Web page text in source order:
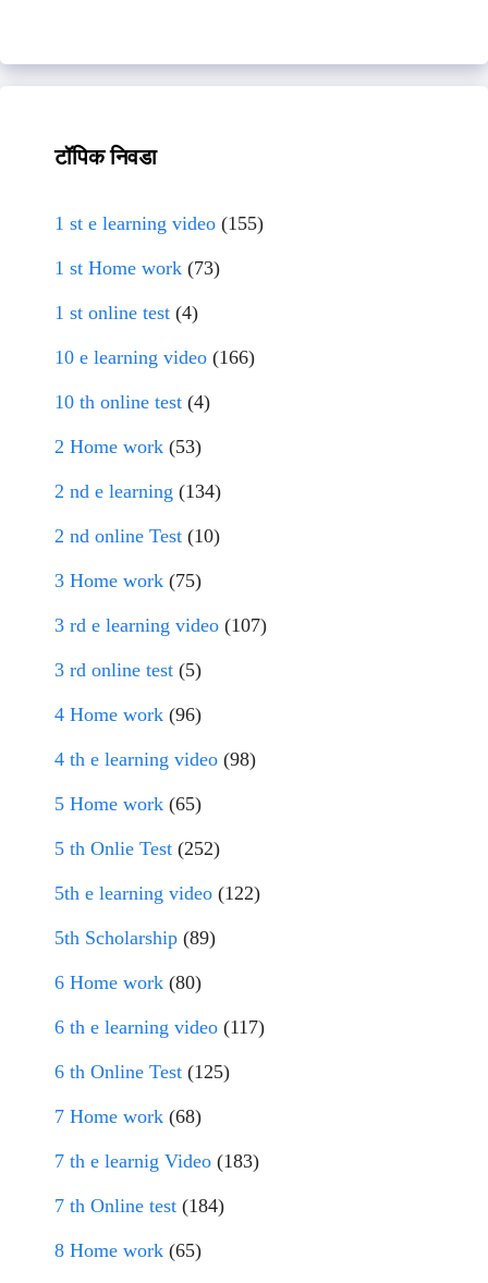
टॉपिक निवडा
1 st e learning video (155)
1 st Home work (73)
1 st online test (4)
10 e learning video (166)
10 th online test (4)
2 Home work (53)
2 nd e learning (134)
2 nd online Test (10)
3 Home work (75)
3 rd e learning video (107)
3 rd online test (5)
4 Home work (96)
4 th e learning video (98)
5 Home work (65)
5 th Onlie Test (252)
5th e learning video (122)
5th Scholarship (89)
6 Home work (80)
6 th e learning video (117)
6 th Online Test (125)
7 Home work (68)
7 th e learnig Video (183)
7 th Online test (184)
8 Home work (65)